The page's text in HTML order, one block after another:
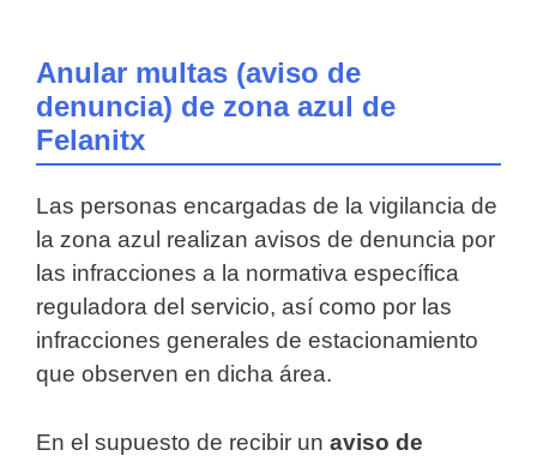
Anular multas (aviso de
denuncia) de zona azul de
Felanitx
Las personas encargadas de la vigilancia de
la zona azul realizan avisos de denuncia por
las infracciones a la normativa específica
reguladora del servicio, así como por las
infracciones generales de estacionamiento
que observen en dicha área.
En el supuesto de recibir un aviso de